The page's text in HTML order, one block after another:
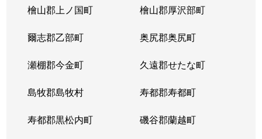
檜山郡上ノ国町 檜山郡厚沢部町
爾志郡乙部町 奥尻郡奥尻町
瀬棚郡今金町 久遠郡せたな町
島牧郡島牧村 寿都郡寿都町
寿都郡黒松内町 磯谷郡蘭越町